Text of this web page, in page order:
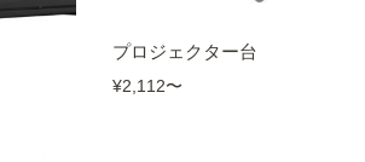
プロジェクター台
¥2,112〜